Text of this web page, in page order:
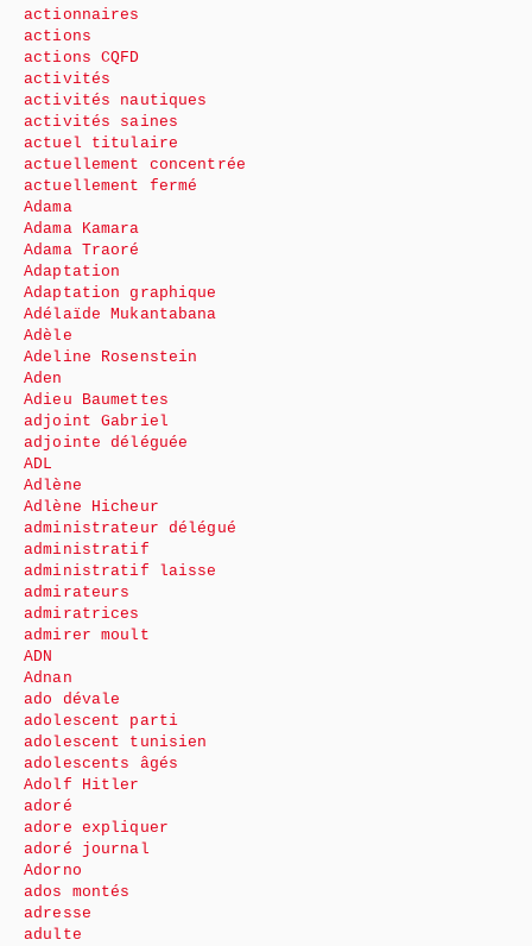
actionnaires
actions
actions CQFD
activités
activités nautiques
activités saines
actuel titulaire
actuellement concentrée
actuellement fermé
Adama
Adama Kamara
Adama Traoré
Adaptation
Adaptation graphique
Adélaïde Mukantabana
Adèle
Adeline Rosenstein
Aden
Adieu Baumettes
adjoint Gabriel
adjointe déléguée
ADL
Adlène
Adlène Hicheur
administrateur délégué
administratif
administratif laisse
admirateurs
admiratrices
admirer moult
ADN
Adnan
ado dévale
adolescent parti
adolescent tunisien
adolescents âgés
Adolf Hitler
adoré
adore expliquer
adoré journal
Adorno
ados montés
adresse
adulte